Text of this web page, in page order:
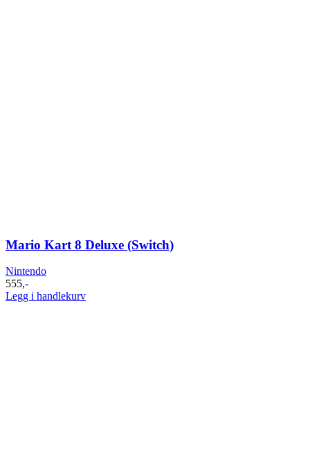
Mario Kart 8 Deluxe (Switch)
Nintendo
555,-
Legg i handlekurv